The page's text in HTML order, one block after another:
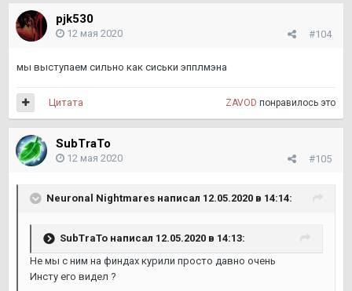
pjk530
#104
12 мая 2020
мы выступаем сильно как сиськи эпплмэна
ZAVOD понравилось это
Цитата
SubTraTo
#105
12 мая 2020
Neuronal Nightmares написал 12.05.2020 в 14:14:
SubTraTo написал 12.05.2020 в 14:13:
Не мы с ним на финдах курили просто давно очень
Инсту его видел ?